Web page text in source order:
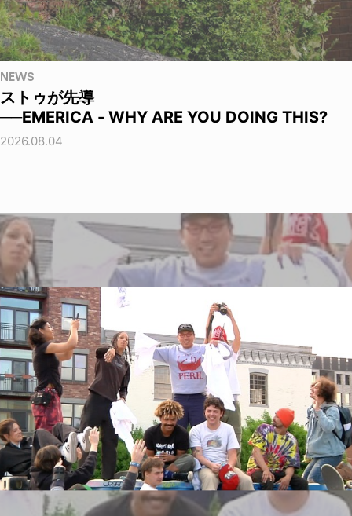
NEWS
ストゥが先導
──EMERICA - WHY ARE YOU DOING THIS?
2026.08.04